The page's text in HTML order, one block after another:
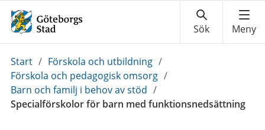
Du
är
här:
Start / Förskola och utbildning /
Förskola och pedagogisk omsorg /
Barn och familj i behov av stöd /
Specialförskolor för barn med funktionsnedsättning